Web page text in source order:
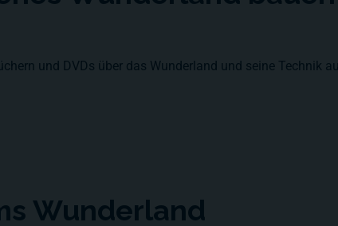
und DVDs über das Wunderland und seine Technik
Wunderland